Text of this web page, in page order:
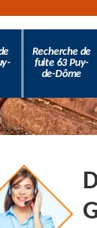
Recherche de
fuite 63 Puy-
de-Dôme